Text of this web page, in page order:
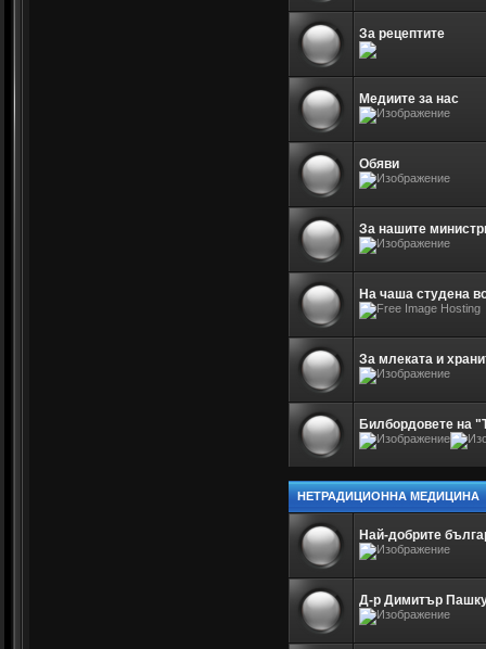
За рецептите
Медиите за нас
Обяви
За нашите
На чаша студена
За млеката и
Билбордовете на
НЕТРАДИЦИОННА МЕДИЦИНА
Най-добрите
Д-р Димитър